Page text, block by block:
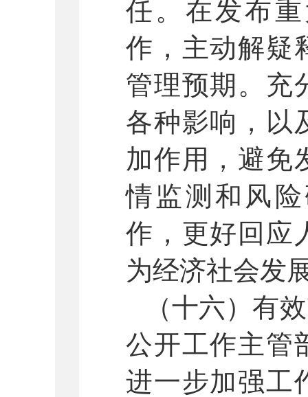
任。在发布
作，主动解疑
管理预期。充
各种影响，以
加作用，避免
情监测和风
作，更好回应
为经济社会发
（十六）有
公开工作主管
进一步加强工